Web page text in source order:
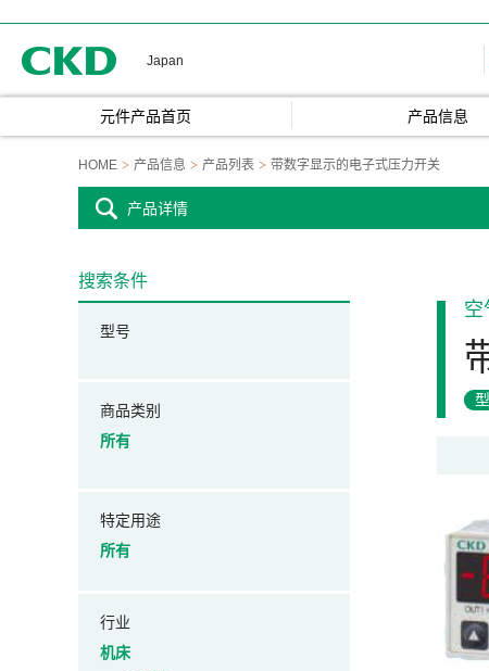
Japan
元件产品首页 产品信息
HOME 产品信息 产品列表 带数字显示的电子式压力开关
产品详情
空
搜索条件
型号
商品类别
所有
特定用途
所有
行业
机床